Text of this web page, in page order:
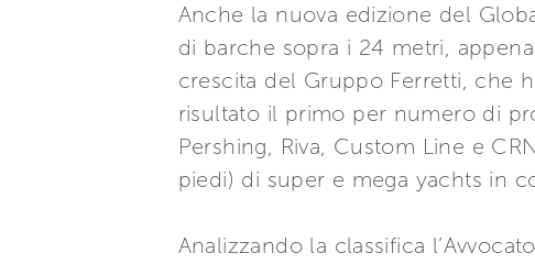
Anche la nuova edizione del
di barche sopra i 24 metri,
crescita del Gruppo Ferretti, che
risultato il primo per numero di
Pershing, Riva, Custom Line e
piedi) di super e mega yachts in
Analizzando la classifica